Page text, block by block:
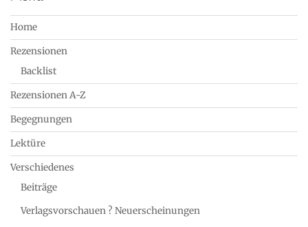
Home
Rezensionen
Backlist
Rezensionen A-Z
Begegnungen
Lektüre
Verschiedenes
Beiträge
Verlagsvorschauen ? Neuerscheinungen